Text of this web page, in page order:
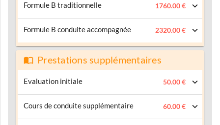
Formule B traditionnelle 1760.00 €
Formule B conduite accompagnée 2320.00 €
Prestations supplémentaires
Evaluation initiale 50.00 €
Cours de conduite supplémentaire 60.00 €